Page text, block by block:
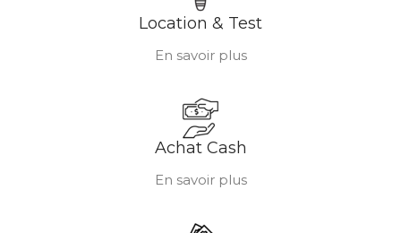
Location & Test
En savoir plus
Achat Cash
En savoir plus